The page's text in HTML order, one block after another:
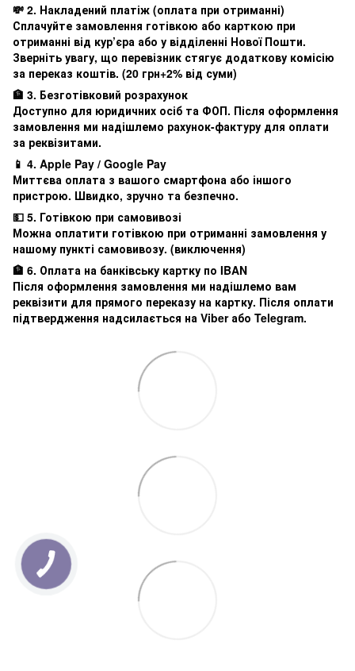
💸 2. Накладений платіж (оплата при отриманні)
Сплачуйте замовлення готівкою або карткою при
отриманні від кур’єра або у відділенні Нової Пошти.
Зверніть увагу, що перевізник стягує додаткову комісію
за переказ коштів. (20 грн+2% від суми)
🏦 3. Безготівковий розрахунок
Доступно для юридичних осіб та ФОП. Після оформлення
замовлення ми надішлемо рахунок-фактуру для оплати
за реквізитами.
📱 4. Apple Pay / Google Pay
Миттєва оплата з вашого смартфона або іншого
пристрою. Швидко, зручно та безпечно.
💵 5. Готівкою при самовивозі
Можна оплатити готівкою при отриманні замовлення у
нашому пункті самовивозу. (виключення)
🏦 6. Оплата на банківську картку по IBAN
Після оформлення замовлення ми надішлемо вам
реквізити для прямого переказу на картку. Після оплати
підтвердження надсилається на Viber або Telegram.